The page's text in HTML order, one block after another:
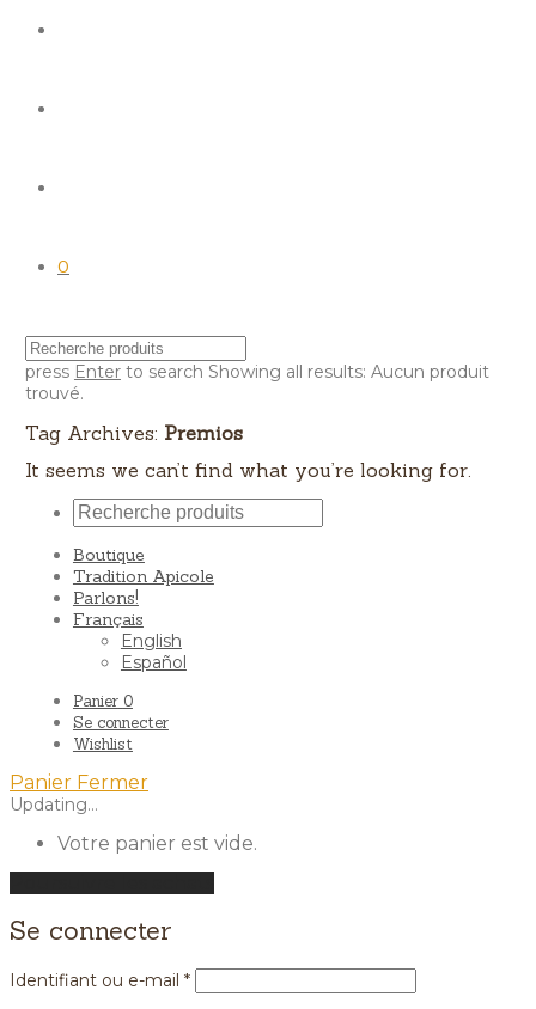
0
press Enterto search Showing all results: Aucun produit
trouvé.
Tag Archives: Premios
It seems we can’t find what you’re looking for.
Boutique
Tradition Apicole
Parlons!
Français
English
Español
Panier 0
Se connecter
Wishlist
Panier Fermer
Updating…
Votre panier est vide.
Se connecter
Identifiant ou e-mail *